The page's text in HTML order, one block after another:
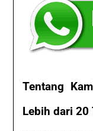
Tentang
Lebih dari 20